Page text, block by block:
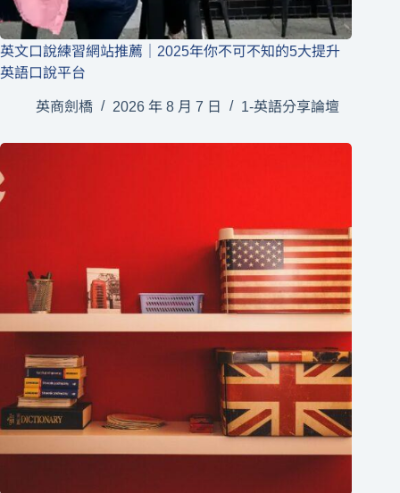
英文口說練習網站推薦｜2025年你不可不知的5大提升
英語口說平台
英商劍橋 2026 年 8 月 7 日 1-英語分享論壇